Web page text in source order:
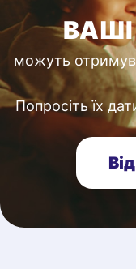
ВАШІ
можуть
Попросіть їх